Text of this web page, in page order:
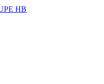
HB